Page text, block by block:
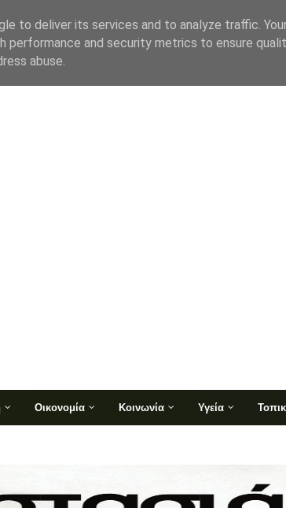
Οικονομία Κοινωνία Υγεία
to deliver its services and to analyze traffic.
performance and security metrics to ensure
abuse.